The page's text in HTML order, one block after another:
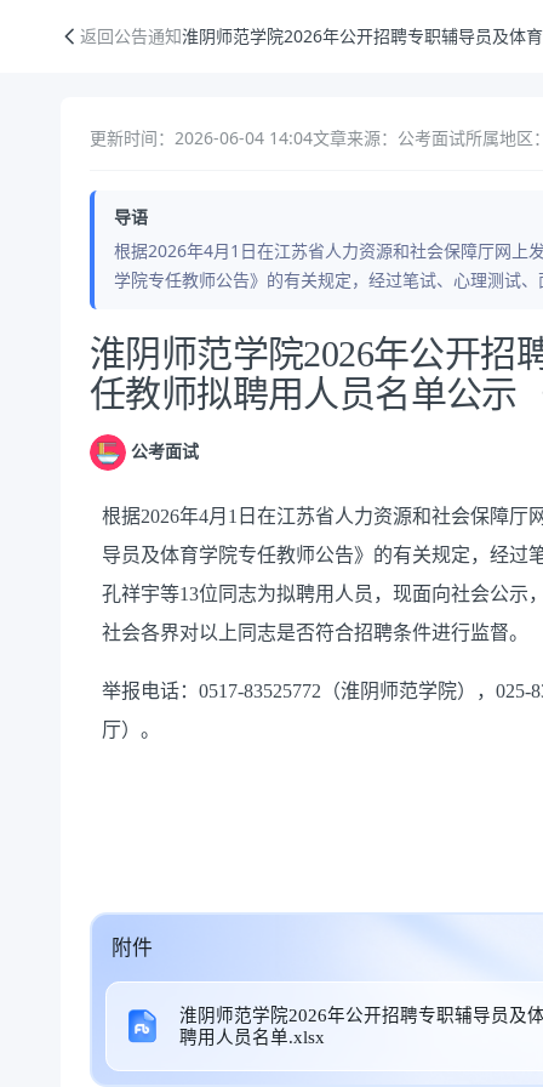
返回公告通知淮阴师范学院2026年公开招聘专职辅导员及体
更新时间：2026-06-04 14:04文章来源：公考面试所属地区
导语
根据2026年4月1日在江苏省人力资源和社会保障厅网上
学院专任教师公告》的有关规定，经过笔试、心理测试
公告正文
淮阴师范学院2026年公开招
任教师拟聘用人员名单公示
公考面试
根据2026年4月1日在江苏省人力资源和社会保障
导员及体育学院专任教师公告》的有关规定，经过
孔祥宇等13位同志为拟聘用人员，现面向社会公示
社会各界对以上同志是否符合招聘条件进行监督。
举报电话：0517-83525772（淮阴师范学院），025-
厅）。
附件
淮阴师范学院2026年公开招聘专职辅导员及
聘用人员名单.xlsx